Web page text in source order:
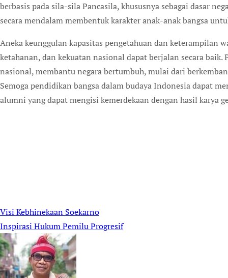
berbasis pada sila-sila Pancasila, khususnya sebagai dasar
secara mendalam membentuk karakter anak-anak bangsa
Aneka keunggulan kapasitas pengetahuan dan keterampilan
ketahanan, dan kekuatan nasional dapat berjalan secara
nasional, membantu negara bertumbuh, mulai dari
Semoga pendidikan bangsa dalam budaya Indonesia dapat
alumni yang dapat mengisi kemerdekaan dengan hasil karya
Post
navigation
Visi Kebhinekaan Soekarno
Inspirasi Hukum Pemilu Progresif